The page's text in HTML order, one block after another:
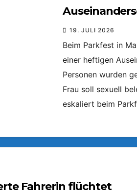
Parkfest
19. JULI 2026
Beim Parkfest in
einer heftigen
Personen wurden
Frau soll sexuell
eskaliert beim
Fahrerin flüchtet